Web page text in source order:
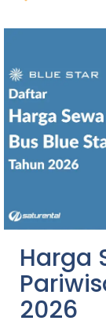
Harga
2026